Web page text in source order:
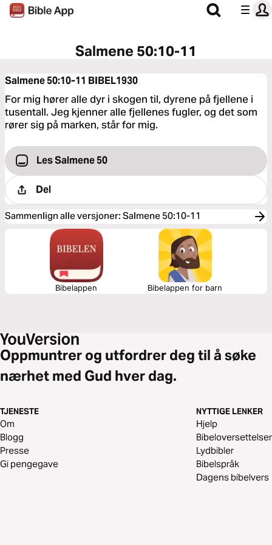
Salmene 50:10-11
Salmene 50:10-11 BIBEL1930
For mig hører alle dyr i skogen til, dyrene på fjellene i
tusentall. Jeg kjenner alle fjellenes fugler, og det som
rører sig på marken, står for mig.
Les Salmene 50
Del
Sammenlign alle versjoner: Salmene 50:10-11
Bibelappen Bibelappen for barn
Oppmuntrer og utfordrer deg til å søke
nærhet med Gud hver dag.
TJENESTE
Om
Blogg
Presse
Gi pengegave
NYTTIGE LENKER
Hjelp
Bibeloversettelser
Lydbibler
Bibelspråk
Dagens bibelvers